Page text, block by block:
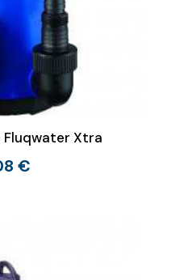
Fluqwater Xtra
€